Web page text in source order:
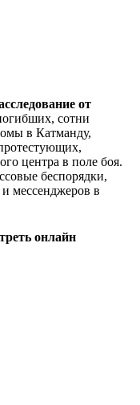
от
сотни
в Катманду,
центра в поле боя.
беспорядки,
и мессенджеров в
онлайн